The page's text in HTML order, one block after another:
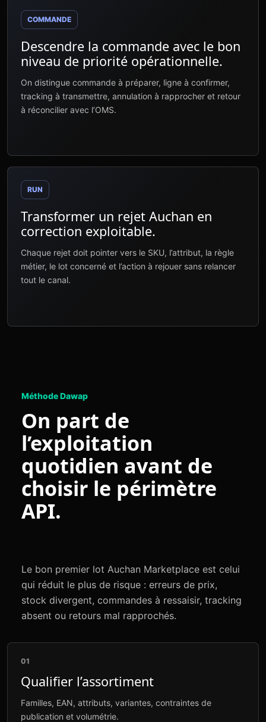
COMMANDE
Descendre la commande avec le bon
niveau de priorité opérationnelle.
On distingue commande à préparer, ligne à confirmer,
tracking à transmettre, annulation à rapprocher et retour
à réconcilier avec l’OMS.
RUN
Transformer un rejet Auchan en
correction exploitable.
Chaque rejet doit pointer vers le SKU, l’attribut, la règle
métier, le lot concerné et l’action à rejouer sans relancer
tout le canal.
Méthode Dawap
On part de
l’exploitation
quotidien avant de
choisir le périmètre
API.
Le bon premier lot Auchan Marketplace est celui
qui réduit le plus de risque : erreurs de prix,
stock divergent, commandes à ressaisir, tracking
absent ou retours mal rapprochés.
01
Qualifier l’assortiment
Familles, EAN, attributs, variantes, contraintes de
publication et volumétrie.